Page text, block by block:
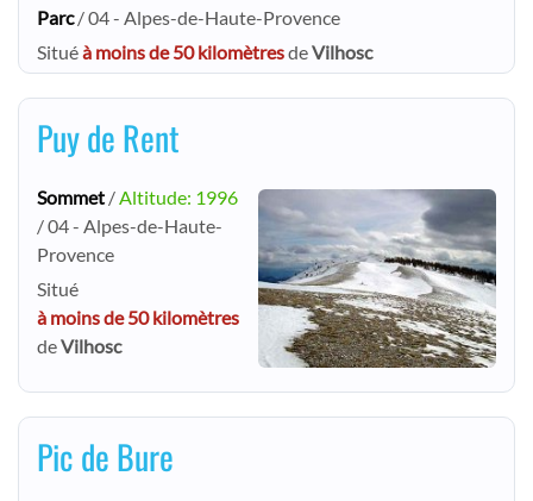
Parc/ 04 - Alpes-de-Haute-Provence
Situéà moins de 50 kilomètresdeVilhosc
Puy de Rent
Sommet /Altitude: 1996
/ 04 - Alpes-de-Haute-
Provence
Situé
à moins de 50 kilomètres
deVilhosc
Pic de Bure